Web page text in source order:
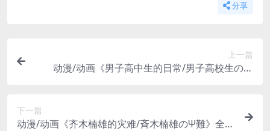
分享
上一篇
动漫/动画《男子高中生的日常/男子高校生の日
下一篇
动漫/动画《齐木楠雄的灾难/斉木楠雄のΨ難》全1-